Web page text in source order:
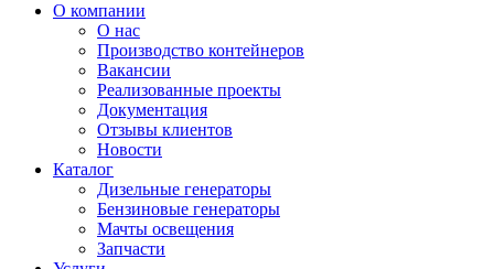
О компании
О нас
Производство контейнеров
Вакансии
Реализованные проекты
Документация
Отзывы клиентов
Новости
Каталог
Дизельные генераторы
Бензиновые генераторы
Мачты освещения
Запчасти